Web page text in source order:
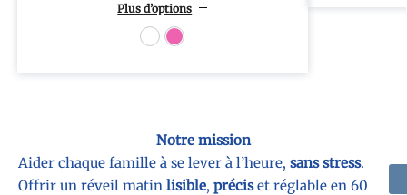
Plus d’options
Notre mission
Aider chaque famille à se lever à l’heure, sans stress.
Offrir un réveil matin lisible, préciset réglable en 60